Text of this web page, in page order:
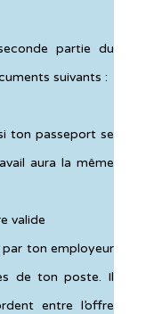
partie du
suivants :
ton passeport se
aura la même
valide
par ton employeur
de ton poste. Il
entre l’offre